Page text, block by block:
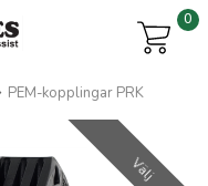
0
PEM-kopplingar PRK
Välj